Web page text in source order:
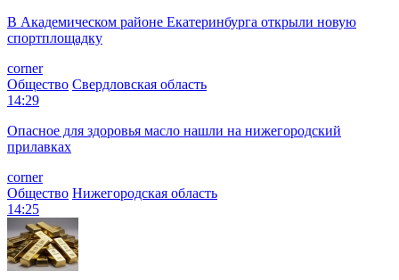
В Академическом районе Екатеринбурга открыли новую
спортплощадку
corner
Общество Свердловская область
14:29
Опасное для здоровья масло нашли на нижегородский
прилавках
corner
Общество Нижегородская область
14:25